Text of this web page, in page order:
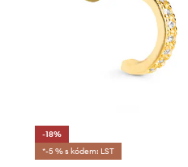
-18%
*-5 % s kódem: LST